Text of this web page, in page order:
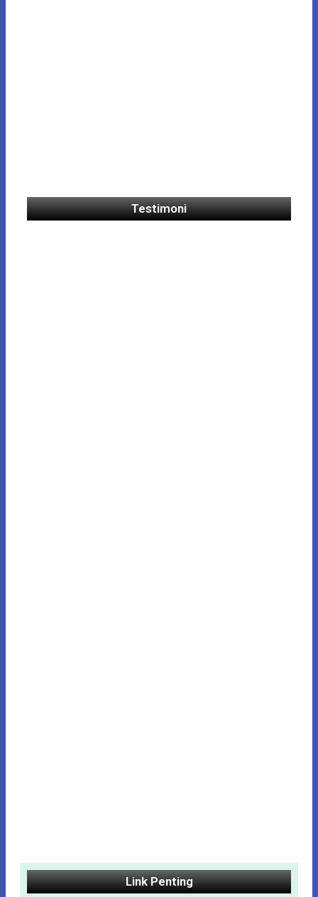
Testimoni
Link Penting